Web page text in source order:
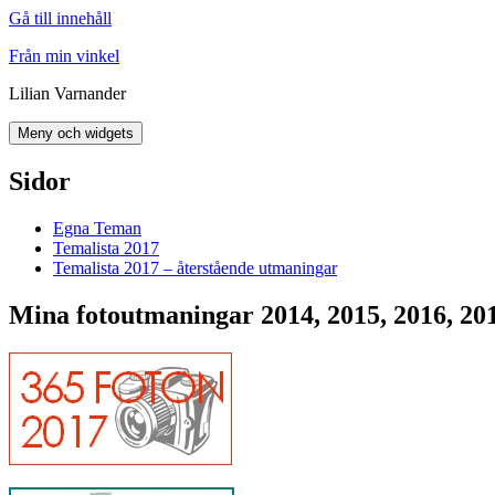
Gå till innehåll
Från min vinkel
Lilian Varnander
Meny och widgets
Sidor
Egna Teman
Temalista 2017
Temalista 2017 – återstående utmaningar
Mina fotoutmaningar 2014, 2015, 2016,